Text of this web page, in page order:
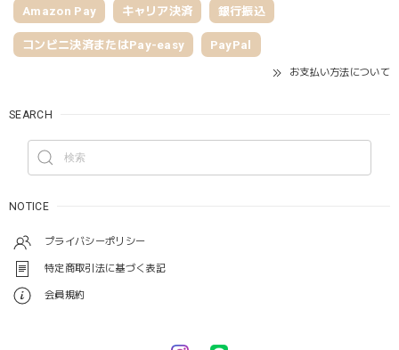
Amazon Pay キャリア決済 銀行振込
コンビニ決済またはPay-easy PayPal
お支払い方法について
SEARCH
NOTICE
プライバシーポリシー
特定商取引法に基づく表記
会員規約